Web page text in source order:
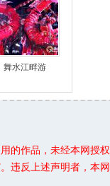
舞水江畔游
的作品，未经本网授
违反上述声明者，本